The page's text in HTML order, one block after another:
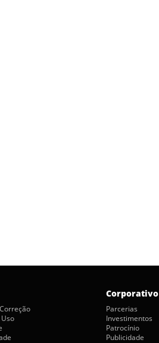
Corporativo
Parcerias
Investimentos
Patrocínio
Publicidade